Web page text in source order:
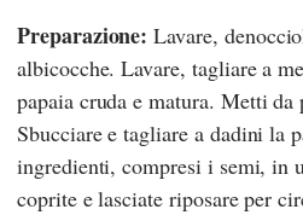
Preparazione: Lavare,
albicocche. Lavare, tagliare a
papaia cruda e matura. Metti
Sbucciare e tagliare a dadini la
ingredienti, compresi i semi, in
coprite e lasciate riposare per